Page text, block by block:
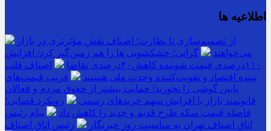
اطلاعیه ها
از تصمیم‌سازی تا نظارت؛ اصناف نقش مؤثرتری در بازار
می‌خواهند
گرانی؛ خشکشویی‌ ها را هم زمین‌گیر کرد/ افزایش
۱۱۰درصدی قیمت شوینده کاهش۴۰درصدی تقاضا
اصناف قلب
تپنده اقتصاد و تقویت‌کننده وحدت ملی هستند
فریب قیمت‌های
پایین گوشی را نخورید/ حمایت بیشتر از حقوق مردم و فعالان
قانونمند بازار با افزایش سهم خریدهای رسمی
رویکرد قضایی؛
فاصله قیمت سکه طرح قدیم و جدید را کاهش داد
پیام رئیس
اتاق اصناف تهران به مناسبت روز خبرنگار
رئیس اتاق اصناف